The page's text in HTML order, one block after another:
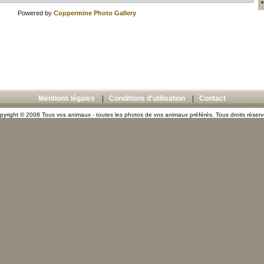
Powered by Coppermine Photo Gallery
Mentions légales Conditions d'utilisation Contact
© 2008 Tous vos animaux - toutes les photos de vos animaux préférés. Tous droits